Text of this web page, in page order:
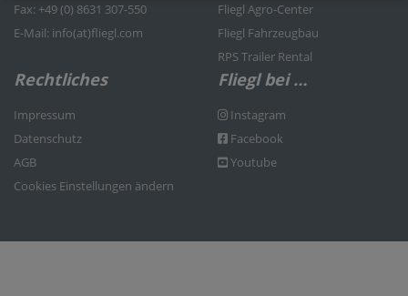
Fax: +49 (0) 8631 307-550
E-Mail: info(at)fliegl.com
Fliegl Agro-Center
Fliegl Fahrzeugbau
RPS Trailer Rental
Rechtliches
Impressum
Datenschutz
AGB
Cookies Einstellungen ändern
Fliegl bei …
Instagram
Facebook
Youtube